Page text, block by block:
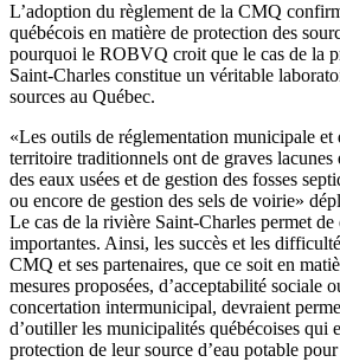
L’adoption du règlement de la CMQ
québécois en matière de protection des
pourquoi le ROBVQ croit que le cas de la
Saint-Charles constitue un véritable
sources au Québec.
«Les outils de réglementation municipale et
territoire traditionnels ont de graves lacunes
des eaux usées et de gestion des fosses
ou encore de gestion des sels de voirie»
Le cas de la rivière Saint-Charles permet de
importantes. Ainsi, les succès et les
CMQ et ses partenaires, que ce soit en
mesures proposées, d’acceptabilité sociale
concertation intermunicipal, devraient
d’outiller les municipalités québécoises qui
protection de leur source d’eau potable